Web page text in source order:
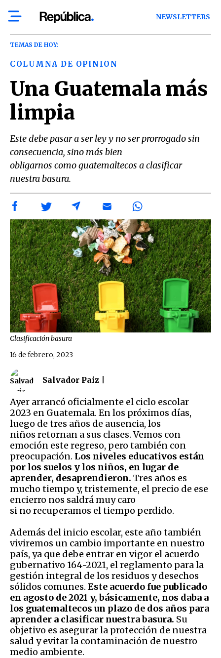
NEWSLETTERS
TEMAS DE HOY:
COLUMNA DE OPINION
Una Guatemala más
limpia
Este debe pasar a ser ley y no ser prorrogado sin
consecuencia, sino más bien
obligarnos como guatemaltecos a clasificar
nuestra basura.
Clasificación basura
Salvador Paiz |
16 de febrero, 2023
Ayer arrancó oficialmente el ciclo escolar
2023 en Guatemala. En los próximos días,
luego de tres años de ausencia, los
niños retornan a sus clases. Vemos con
emoción este regreso, pero también con
preocupación. Los niveles educativos están
por los suelos y los niños, en lugar de
aprender, desaprendieron. Tres años es
mucho tiempo y, tristemente, el precio de ese
encierro nos saldrá muy caro
si no recuperamos el tiempo perdido.
Además del inicio escolar, este año también
viviremos un cambio importante en nuestro
país, ya que debe entrar en vigor el acuerdo
gubernativo 164-2021, el reglamento para la
gestión integral de los residuos y desechos
sólidos comunes. Este acuerdo fue publicado
en agosto de 2021 y, básicamente, nos daba a
los guatemaltecos un plazo de dos años para
aprender a clasificar nuestra basura. Su
objetivo es asegurar la protección de nuestra
salud y evitar la contaminación de nuestro
medio ambiente.